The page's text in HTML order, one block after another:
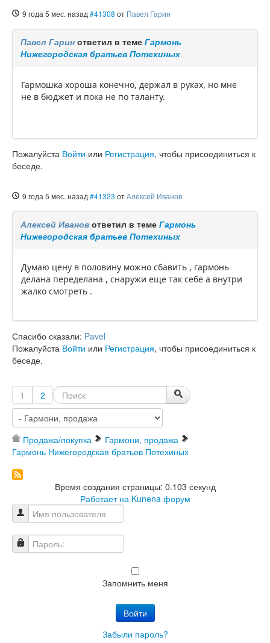
9 года 5 мес. назад #41308 от Павел Гарин
Павел Гарин ответил в теме Гармонь
Нижегородская братьев Потехиных
Гармошка хороша конечно, держал в руках, но мне
не в бюджет и пока не по таланту.
Пожалуйста Войти или Регистрация, чтобы присоединиться к
беседе.
9 года 5 мес. назад #41323 отАлексей Иванов
Алексей Иванов ответил в теме Гармонь
Нижегородская братьев Потехиных
Думаю цену в половину можно сбавить , гармонь
делана переделана , снаружи еще так себе а внутри
жалко смотреть .
Спасибо сказали: Pavel
Пожалуйста Войти или Регистрация, чтобы присоединиться к
беседе.
1 2
Продажа/покупка
Гармони, продажа
Гармонь Нижегородская братьев Потехиных
Время создания страницы: 0.103 секунд
Работает на Kunena форум
Имя пользователя
Пароль:
Запомнить меня
Войти
Забыли пароль?